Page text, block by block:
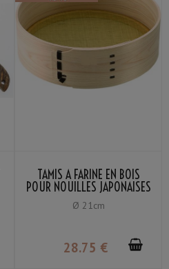
TAMIS À FARINE EN BOIS
POUR NOUILLES JAPONAISES
MAILLE LAITON 80
Ø 21cm
28.75 €